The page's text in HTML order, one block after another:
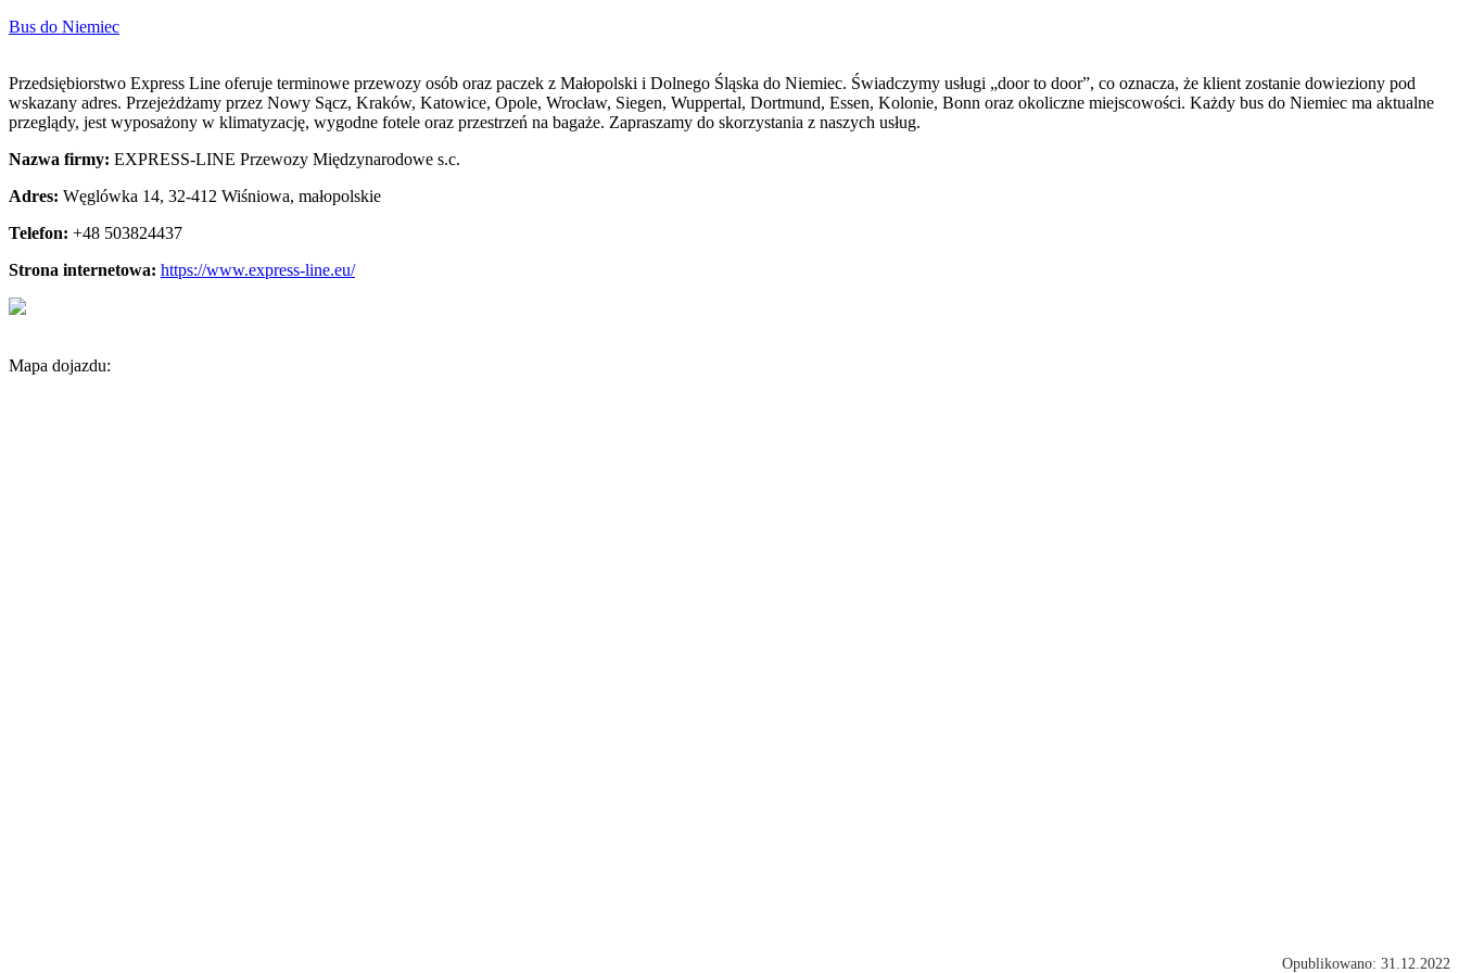
Bus do Niemiec
Przedsiębiorstwo Express Line oferuje terminowe przewozy osób oraz paczek z Małopolski i Dolnego Śląska do Niemiec. Świadczymy usługi „door to door”, co oznacza, że klient zostanie dowieziony pod
wskazany adres. Przejeżdżamy przez Nowy Sącz, Kraków, Katowice, Opole, Wrocław, Siegen, Wuppertal, Dortmund, Essen, Kolonie, Bonn oraz okoliczne miejscowości. Każdy bus do Niemiec ma aktualne
przeglądy, jest wyposażony w klimatyzację, wygodne fotele oraz przestrzeń na bagaże. Zapraszamy do skorzystania z naszych usług.
Nazwa firmy: EXPRESS-LINE Przewozy Międzynarodowe s.c.
Adres: Węglówka 14, 32-412 Wiśniowa, małopolskie
Telefon: +48 503824437
Strona internetowa: https://www.express-line.eu/
Mapa dojazdu:
Opublikowano: 31.12.2022